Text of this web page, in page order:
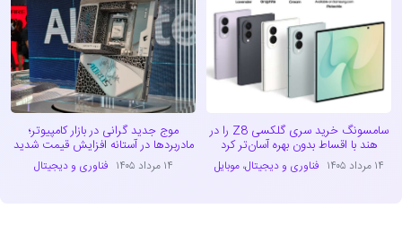
سامسونگ خرید سری گلکسی Z8 را در
هند با اقساط بدون بهره آسان‌تر کرد
۱۴ مرداد ۱۴۰۵ فناوری و دیجیتال،موبایل
موج جدید گرانی در بازار کامپیوتر؛
مادربردها در آستانه افزایش قیمت شدید
۱۴ مرداد ۱۴۰۵ فناوری و دیجیتال